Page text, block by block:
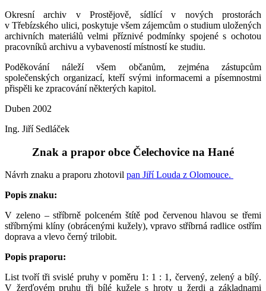
Okresní archiv v Prostějově, sídlící v nových prostorách
v Třebízského ulici, poskytuje všem zájemcům o studium uložených
archivních materiálů velmi příznivé podmínky spojené s ochotou
pracovníků archivu a vybaveností místností ke studiu.
Poděkování náleží všem občanům, zejména zástupcům
společenských organizací, kteří svými informacemi a písemnostmi
přispěli ke zpracování některých kapitol.
Duben 2002
Ing. Jiří Sedláček
Znak a prapor obce Čelechovice na Hané
Návrh znaku a praporu zhotovil pan Jiří Louda z Olomouce.
Popis znaku:
V zeleno – stříbrně polceném štítě pod červenou hlavou se třemi
stříbrnými klíny (obrácenými kužely), vpravo stříbrná radlice ostřím
doprava a vlevo černý trilobit.
Popis praporu:
List tvoří tři svislé pruhy v poměru 1: 1 : 1, červený, zelený a bílý.
V žerďovém pruhu tři bílé kužele s hroty u žerdi a základnami